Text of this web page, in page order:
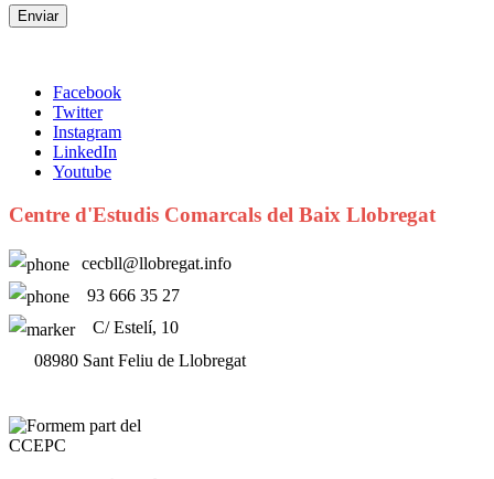
Facebook
Twitter
Instagram
LinkedIn
Youtube
Centre d'Estudis Comarcals del Baix Llobregat
cecbll@llobregat.info
93 666 35 27
C/ Estelí, 10
08980 Sant Feliu de Llobregat